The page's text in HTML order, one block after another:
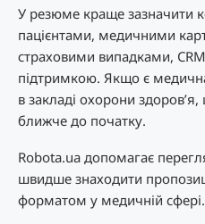
У резюме краще зазначити
пацієнтами, медичними
страховими випадками,
підтримкою. Якщо є
в закладі охорони
ближче до початку.
Robota.ua допомагає
швидше знаходити
форматом у медичній сфері.